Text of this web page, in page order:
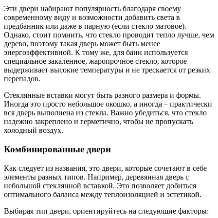
Эти двери набирают популярность благодаря своему
современному виду и возможности добавить света в
предбанник или даже в парную (если стекло матовое).
Однако, стоит помнить, что стекло проводит тепло лучше, чем
дерево, поэтому такая дверь может быть менее
энергоэффективной. К тому же, для бани используется
специальное закаленное, жаропрочное стекло, которое
выдерживает высокие температуры и не трескается от резких
перепадов.
Стеклянные вставки могут быть разного размера и формы.
Иногда это просто небольшое окошко, а иногда – практически
вся дверь выполнена из стекла. Важно убедиться, что стекло
надежно закреплено и герметично, чтобы не пропускать
холодный воздух.
Комбинированные двери
Как следует из названия, это двери, которые сочетают в себе
элементы разных типов. Например, деревянная дверь с
небольшой стеклянной вставкой. Это позволяет добиться
оптимального баланса между теплоизоляцией и эстетикой.
Выбирая тип двери, ориентируйтесь на следующие факторы: